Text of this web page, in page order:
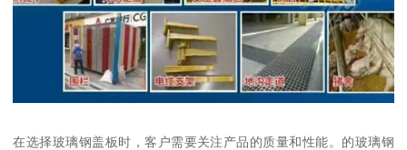
在选择玻璃钢盖板时，客户需要关注产品的质量和性能。的玻璃钢